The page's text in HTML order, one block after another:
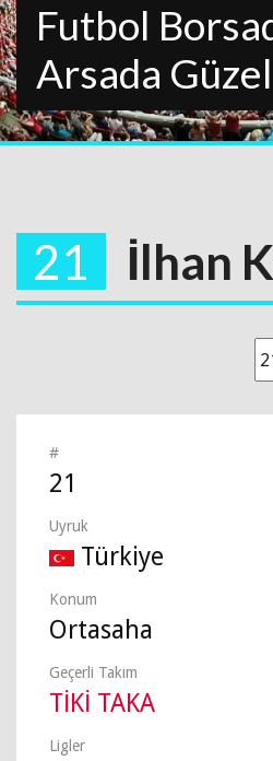
Futbol
Arsada Güzel
21 İlhan
#
21
Uyruk
Türkiye
Konum
Ortasaha
Geçerli Takım
TİKİ TAKA
Ligler